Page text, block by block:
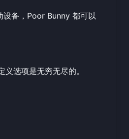
设备，Poor Bunny 都可以
选项是无穷无尽的。